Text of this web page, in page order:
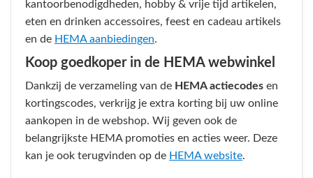
kantoorbenodigdheden, hobby & vrije tijd artikelen,
eten en drinken accessoires, feest en cadeau artikels
en de HEMA aanbiedingen.
Koop goedkoper in de HEMA webwinkel
Dankzij de verzameling van de HEMA actiecodes en
kortingscodes, verkrijg je extra korting bij uw online
aankopen in de webshop. Wij geven ook de
belangrijkste HEMA promoties en acties weer. Deze
kan je ook terugvinden op de HEMA website.